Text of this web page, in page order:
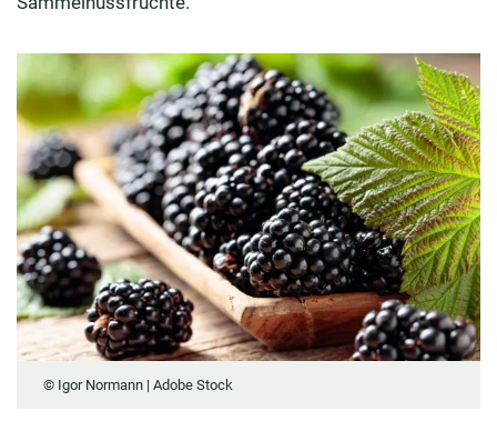
© Igor Normann | Adobe Stock